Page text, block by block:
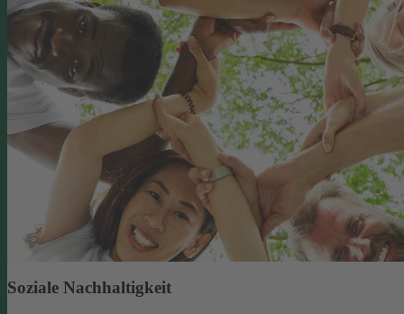
Soziale Nachhaltigkeit